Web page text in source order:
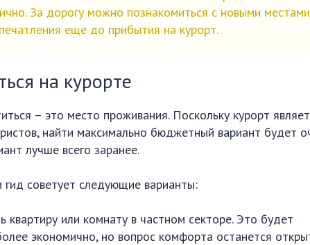
За дорогу можно познакомиться с новыми
еще до прибытия на курорт.
на курорте
– это место проживания. Поскольку курорт
найти максимально бюджетный вариант будет
лучше всего заранее.
гид советует следующие варианты:
квартиру или комнату в частном секторе. Это будет
экономично, но вопрос комфорта останется